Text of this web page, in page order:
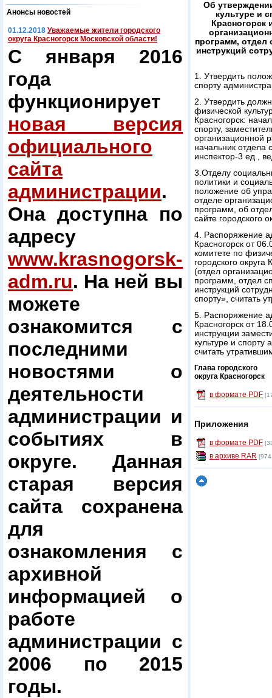
Анонсы новостей
01.12.2018 Уважаемые жители городского
округа Красногорск Московской области!
С января 2016
года
функционирует
новая версия
официального
сайта
администрации.
Она доступна по
адресу
www.krasnogorsk-
adm.ru. На ней вы
можете
ознакомится с
последними
новостями о
деятельности
администрации и
событиях в
округе. Данная
старая версия
сайта сохранена
для
ознакомления с
архивной
информацией о
работе
администрации с
2006 по 2015
годы.
Об
культуре и
Красногорск
программ, отдел
инструкций
1. Утвердить
спорту
2. Утвердить
физической
Красногорск:
спорту,
организационной
начальник отдела
инспектор-3 ед.,
3.Отделу
политики и
положение об
отделе
программ, об
сайте городского
4. Распоряжение
Красногорск от
комитете по
городского округа
(отдел
программ, отдел
инструкций
спорту», считать
5. Распоряжение
Красногорск от
инструкции
культуре и спорту
считать
Глава городского
округа Красногорск
в формате PDF
Приложения
в формате PDF
в архиве RAR